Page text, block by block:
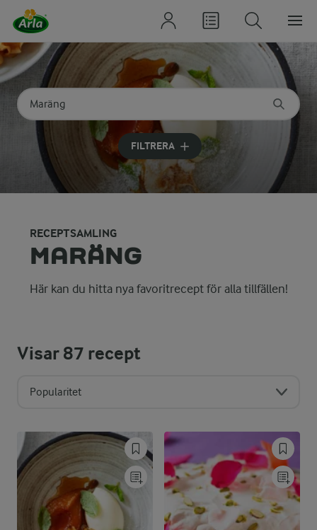
Sök på kategori eller ingrediens
Skriv in sökord för att få förslag
FILTRERA
RECEPTSAMLING
MARÄNG
Här kan du hitta nya favoritrecept för alla tillfällen!
Visar87 recept
Popularitet